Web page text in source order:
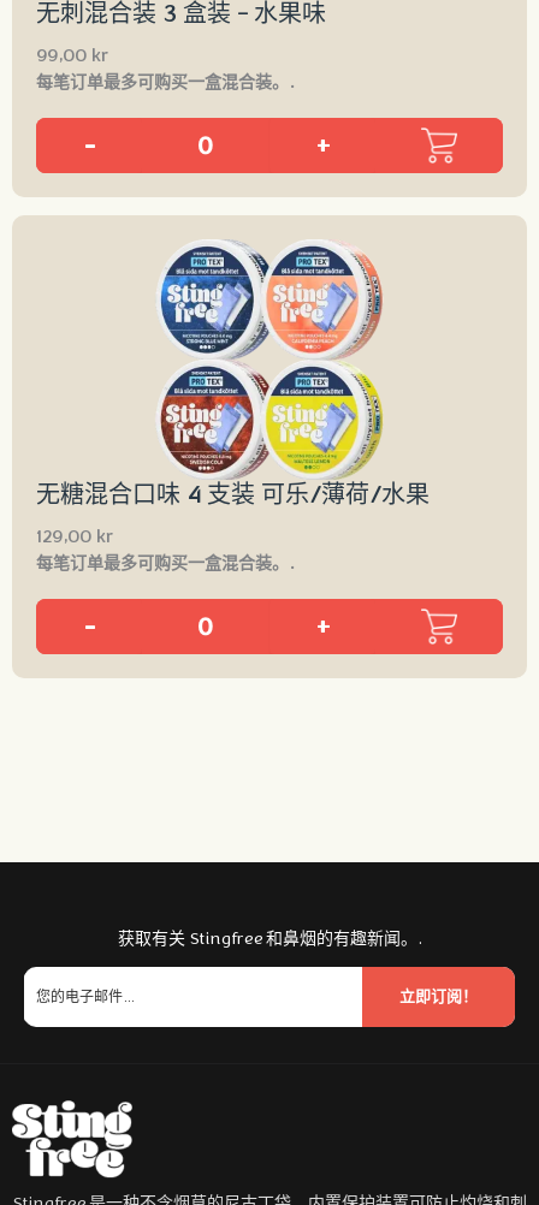
无刺混合装 3 盒装 – 水果味
99,00 kr
每笔订单最多可购买一盒混合装。.
- +
无糖混合口味 4 支装 可乐/薄荷/水果
129,00 kr
每笔订单最多可购买一盒混合装。.
- +
获取有关 Stingfree 和鼻烟的有趣新闻。.
立即订阅！